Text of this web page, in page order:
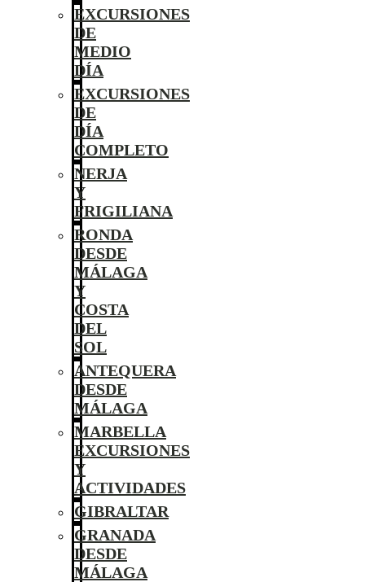
EXCURSIONES
DE
MEDIO
DÍA
EXCURSIONES
DE
DÍA
COMPLETO
NERJA
Y
FRIGILIANA
RONDA
DESDE
MÁLAGA
Y
COSTA
DEL
SOL
ANTEQUERA
DESDE
MÁLAGA
MARBELLA
EXCURSIONES
Y
ACTIVIDADES
GIBRALTAR
GRANADA
DESDE
MÁLAGA